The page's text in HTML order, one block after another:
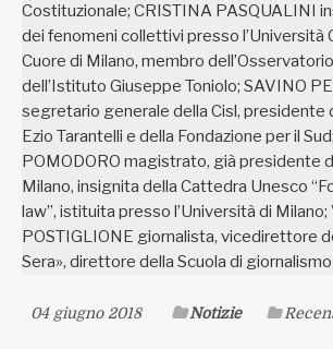
Costituzionale; CRISTINA PASQUALINI
dei fenomeni collettivi presso l’Università
Cuore di Milano, membro
dell’Istituto Giuseppe Toniolo; SAVINO
segretario generale della Cisl, presidente
Ezio Tarantelli e della Fondazione per il
POMODORO magistrato, già presidente
Milano, insignita della Cattedra Unesco
law”, istituita presso l’Università di
POSTIGLIONE giornalista, vicedirettore
Sera», direttore della Scuola di
04 giugno 2018 Notizie